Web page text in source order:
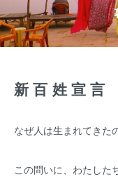
新百姓宣言
なぜ人は生まれてきた
この問いに、わたした